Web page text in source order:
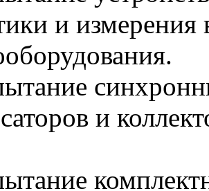
и
и